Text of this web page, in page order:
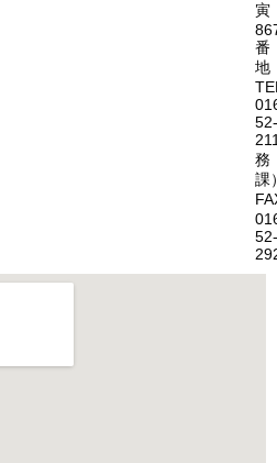
寅
番
地
52-
務
課
52-